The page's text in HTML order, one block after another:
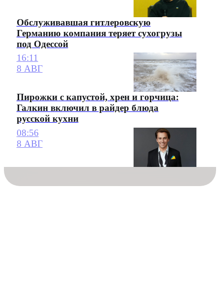
Обслуживавшая гитлеровскую
Германию компания теряет сухогрузы
под Одессой
16:11
8 АВГ
Пирожки с капустой, хрен и горчица:
Галкин включил в райдер блюда
русской кухни
08:56
8 АВГ